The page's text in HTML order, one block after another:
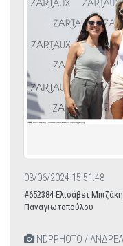
03/06/2024 15:51:48
#652384 Ελισάβετ
Παναγιωτοπούλου
NDPPHOTO /